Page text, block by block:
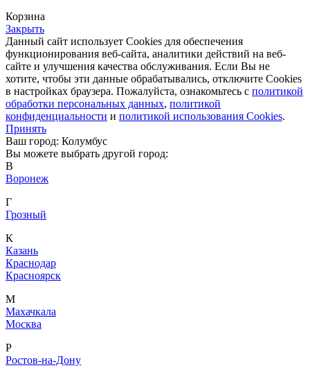
Корзина
Закрыть
Данный сайт использует Cookies для обеспечения
функционирования веб-сайта, аналитики действий на веб-
сайте и улучшения качества обслуживания. Если Вы не
хотите, чтобы эти данные обрабатывались, отключите Cookies
в настройках браузера. Пожалуйста, ознакомьтесь с политикой
обработки персональных данных, политикой
конфиденциальности и политикой использования Cookies.
Принять
Ваш город: Колумбус
Вы можете выбрать другой город:
В
Воронеж
Г
Грозный
К
Казань
Краснодар
Красноярск
М
Махачкала
Москва
Р
Ростов-на-Дону